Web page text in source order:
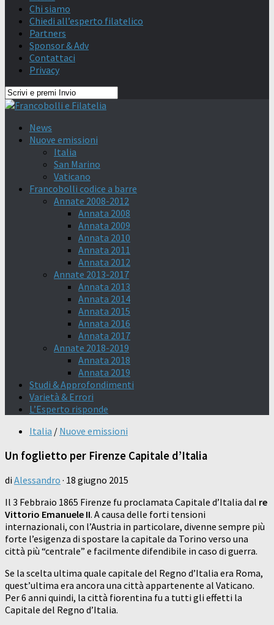
Chi siamo
Chiedi all’esperto filatelico
Partners
Sponsor & Adv
Contattaci
Privacy
News
Nuove emissioni
Italia
San Marino
Vaticano
Francobolli codice a barre
Annate 2008-2012
Annata 2008
Annata 2009
Annata 2010
Annata 2011
Annata 2012
Annate 2013-2017
Annata 2013
Annata 2014
Annata 2015
Annata 2016
Annata 2017
Annate 2018-2019
Annata 2018
Annata 2019
Studi & Approfondimenti
Varietà & Errori
L’Esperto risponde
Italia / Nuove emissioni
Un foglietto per Firenze Capitale d’Italia
di Alessandro · 18 giugno 2015
Il 3 Febbraio 1865 Firenze fu proclamata Capitale d’Italia dal re
Vittorio Emanuele II. A causa delle forti tensioni
internazionali, con l’Austria in particolare, divenne sempre più
forte l’esigenza di spostare la capitale da Torino verso una
città più “centrale” e facilmente difendibile in caso di guerra.
Se la scelta ultima quale capitale del Regno d’Italia era Roma,
quest’ultima era ancora una città appartenente al Vaticano.
Per 6 anni quindi, la città fiorentina fu a tutti gli effetti la
Capitale del Regno d’Italia.